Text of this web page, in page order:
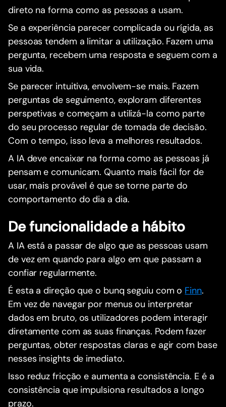
direto na forma como as pessoas a usam.
Se a experiência parecer complicada ou rígida, as
pessoas tendem a limitar a utilização. Fazem uma
pergunta, recebem uma resposta e seguem com a
sua vida.
Se parecer intuitiva, envolvem-se mais. Fazem
perguntas de seguimento, exploram diferentes
perspetivas e começam a utilizá-la como parte
do seu processo regular de tomada de decisão.
Com o tempo, isso leva a melhores resultados.
A IA deve encaixar na forma como as pessoas já
pensam e comunicam. Quanto mais fácil for de
usar, mais provável é que se torne parte do
comportamento do dia a dia.
De funcionalidade a hábito
A IA está a passar de algo que as pessoas usam
de vez em quando para algo em que passam a
confiar regularmente.
É esta a direção que o bunq seguiu com o Finn.
Em vez de navegar por menus ou interpretar
dados em bruto, os utilizadores podem interagir
diretamente com as suas finanças. Podem fazer
perguntas, obter respostas claras e agir com base
nesses insights de imediato.
Isso reduz fricção e aumenta a consistência. E é a
consistência que impulsiona resultados a longo
prazo.